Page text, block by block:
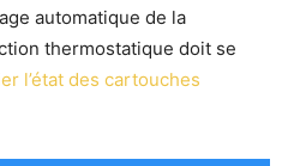
automatique de la
thermostatique doit se
l’état des cartouches